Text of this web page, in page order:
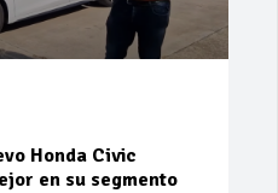
Honda Civic
en su segmento